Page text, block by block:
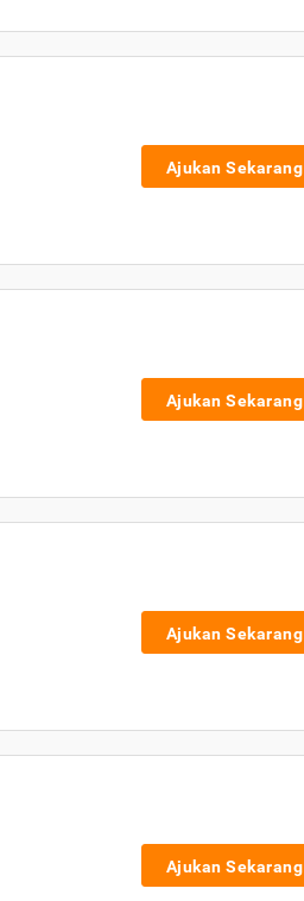
Ajukan Sekarang
Ajukan Sekarang
Ajukan Sekarang
Ajukan Sekarang